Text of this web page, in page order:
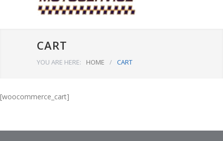
CART
YOU ARE HERE: HOME / CART
[woocommerce_cart]